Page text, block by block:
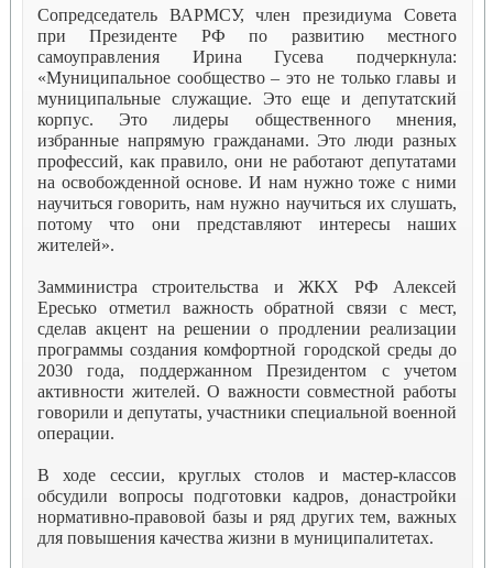
Сопредседатель ВАРМСУ, член президиума Совета
при Президенте РФ по развитию местного
самоуправления Ирина Гусева подчеркнула:
«Муниципальное сообщество – это не только главы и
муниципальные служащие. Это еще и депутатский
корпус. Это лидеры общественного мнения,
избранные напрямую гражданами. Это люди разных
профессий, как правило, они не работают депутатами
на освобожденной основе. И нам нужно тоже с ними
научиться говорить, нам нужно научиться их слушать,
потому что они представляют интересы наших
жителей».
Замминистра строительства и ЖКХ РФ Алексей
Ересько отметил важность обратной связи с мест,
сделав акцент на решении о продлении реализации
программы создания комфортной городской среды до
2030 года, поддержанном Президентом с учетом
активности жителей. О важности совместной работы
говорили и депутаты, участники специальной военной
операции.
В ходе сессии, круглых столов и мастер-классов
обсудили вопросы подготовки кадров, донастройки
нормативно-правовой базы и ряд других тем, важных
для повышения качества жизни в муниципалитетах.